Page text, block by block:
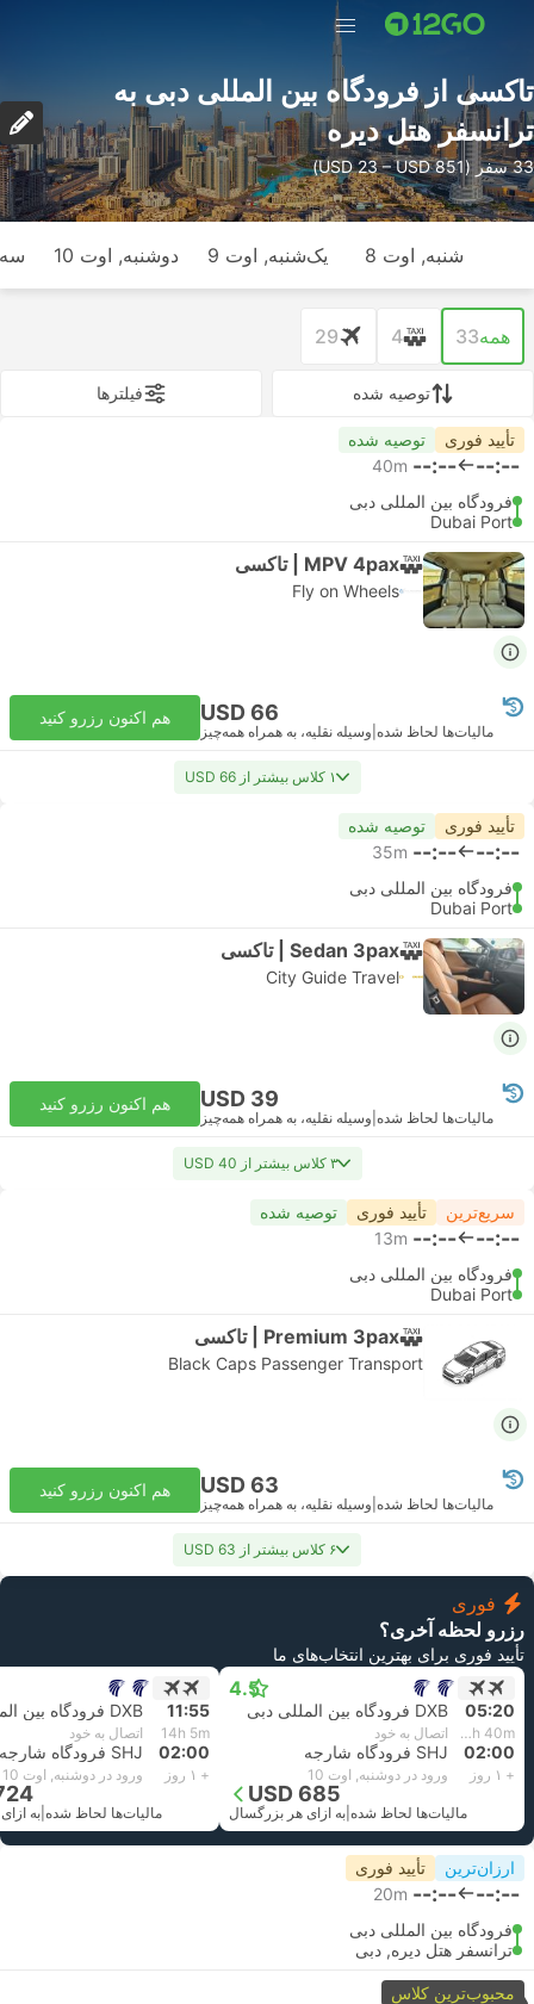
تاکسی از فرودگاه بین المللی دبی به
ترانسفر هتل دیره
33 سفر (USD 23 – USD 851)
شنبه, اوت 8 یک‌شنبه, اوت 9 دوشنبه, اوت 10
همه33
4
29
توصیه شده فیلتر‌ها
تأیید فوری توصیه شده
--:--
--:--
40m
فرودگاه بین المللی دبی
Dubai Port
MPV 4pax | تاکسی
Fly on Wheels
USD 66
مالیات‌ها لحاظ شده وسیله نقلیه، به همراه همه‌چیز
هم اکنون رزرو کنید
۱ کلاس بیشتر از USD 66
تأیید فوری توصیه شده
--:--
--:--
35m
فرودگاه بین المللی دبی
Dubai Port
Sedan 3pax | تاکسی
City Guide Travel
USD 39
مالیات‌ها لحاظ شده وسیله نقلیه، به همراه همه‌چیز
هم اکنون رزرو کنید
۳ کلاس بیشتر از USD 40
سریع‌ترین تأیید فوری توصیه شده
--:--
--:--
13m
فرودگاه بین المللی دبی
Dubai Port
Premium 3pax | تاکسی
Black Caps Passenger Transport
USD 63
مالیات‌ها لحاظ شده وسیله نقلیه، به همراه همه‌چیز
هم اکنون رزرو کنید
۶ کلاس بیشتر از USD 63
فوری
رزرو لحظه آخری؟
تأیید فوری برای بهترین انتخاب‌های ما
4.5
05:20 DXB فرودگاه بین المللی دبی
20h 40m اتصال به خود
02:00 SHJ فرودگاه شارجه
+ ۱ روز ورود در دوشنبه, اوت 10
USD 685
مالیات‌ها لحاظ شده به ازای هر بزرگسال
11:55 DXB فرودگاه بین المللی دبی
14h 5m اتصال به خود
02:00 SHJ فرودگاه شارجه
+ ۱ روز ورود در دوشنبه, اوت 10
مالیات‌ها لحاظ شده به
ارزان‌ترین تأیید فوری
--:--
--:--
20m
فرودگاه بین المللی دبی
ترانسفر هتل دیره, دبی
محبوب‌ترین کلاس